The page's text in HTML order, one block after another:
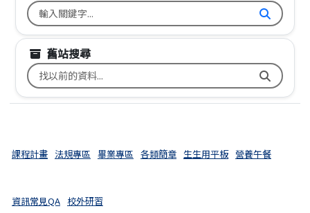
搜尋台南市文元國小全球資訊網關鍵字
舊站搜尋
搜尋台南市文元國小舊校網關鍵字
課程計畫 法規專區 畢業專區 各類簡章 生生用平板 營養午餐
資訊常見QA 校外研習